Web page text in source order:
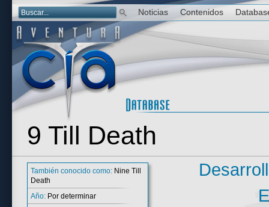
Noticias Contenidos
9 Till Death
También conocido como: Nine Till
Death
Año: Por determinar